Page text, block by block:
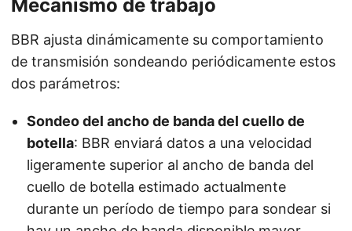
Mecanismo de trabajo
BBR ajusta dinámicamente su comportamiento
de transmisión sondeando periódicamente estos
dos parámetros:
Sondeo del ancho de banda del cuello de
botella: BBR enviará datos a una velocidad
ligeramente superior al ancho de banda del
cuello de botella estimado actualmente
durante un período de tiempo para sondear si